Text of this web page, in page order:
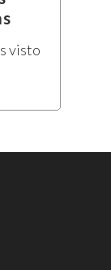
visto